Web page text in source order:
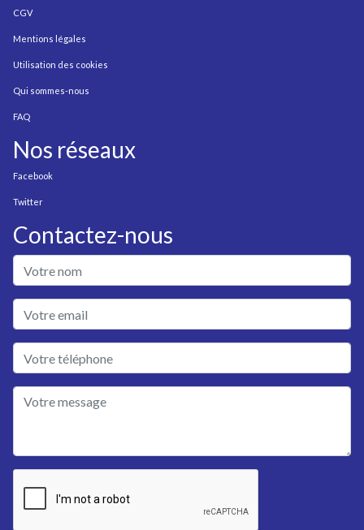
CGV
Mentions légales
Utilisation des cookies
Qui sommes-nous
FAQ
Nos réseaux
Facebook
Twitter
Contactez-nous